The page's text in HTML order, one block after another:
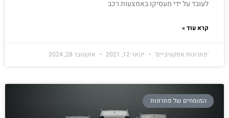
לעובד על ידי מעסיקו באמצעות רכב
קרא עוד »
'פתרונות אפקטיביים' ינואר 12, 2021 אוקטובר 28, 2024
המומחים של פתרונות